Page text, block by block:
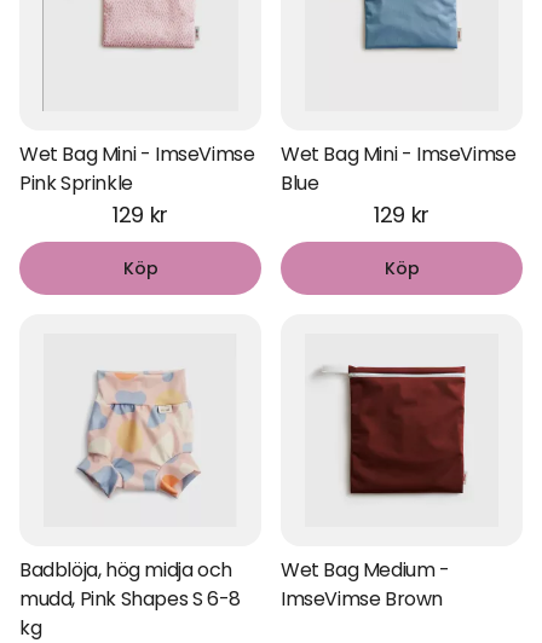
Wet Bag Mini - ImseVimse
Pink Sprinkle
129 kr
Köp
Wet Bag Mini - ImseVimse
Blue
129 kr
Köp
Badblöja, hög midja och
mudd, Pink Shapes S 6-8
kg
Wet Bag Medium -
ImseVimse Brown